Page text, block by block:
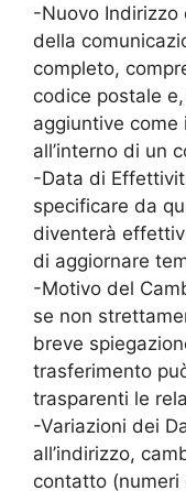
-Nuovo Indirizzo
della
completo,
codice postale
aggiuntive come
all’interno di un
-Data di
specificare da
diventerà
di aggiornare
-Motivo del
se non
breve
trasferimento
trasparenti le
-Variazioni dei
all’indirizzo,
contatto